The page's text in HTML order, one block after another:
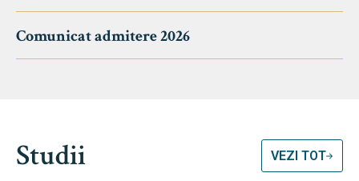
Comunicat admitere 2026
Studii VEZI TOT